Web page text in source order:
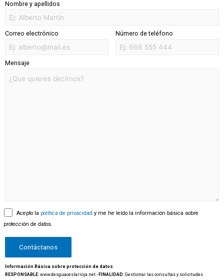
Nombre y apellidos
Correo electrónico Número de teléfono
Mensaje
Acepto la política de privacidad y me he leído la información básica sobre
protección de datos.
Información Básica sobre protección de datos:
RESPONSABLE: www.desguaceslarioja.net - FINALIDAD: Gestionar las consultas y solicitudes